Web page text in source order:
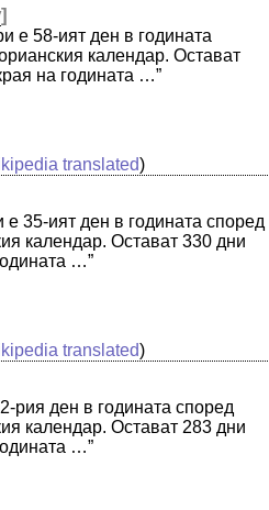
]
е 58-ият ден в годината
календар. Остават
на годината …”
translated)
е 35-ият ден в годината според
календар. Остават 330 дни
…”
translated)
рия ден в годината според
календар. Остават 283 дни
…”